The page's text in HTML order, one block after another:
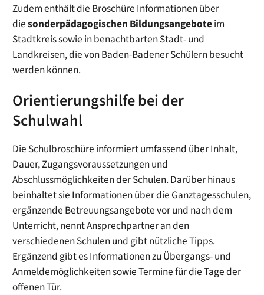
Zudem enthält die Broschüre Informationen über
diesonderpädagogischen Bildungsangeboteim
Stadtkreis sowie in benachtbarten Stadt- und
Landkreisen, die von Baden-Badener Schülern besucht
werden können.
Orientierungshilfe bei der
Schulwahl
Die Schulbroschüre informiert umfassend über Inhalt,
Dauer, Zugangsvoraussetzungen und
Abschlussmöglichkeiten der Schulen. Darüber hinaus
beinhaltet sie Informationen über die Ganztagesschulen,
ergänzende Betreuungsangebote vor und nach dem
Unterricht, nennt Ansprechpartner an den
verschiedenen Schulen und gibt nützliche Tipps.
Ergänzend gibt es Informationen zu Übergangs- und
Anmeldemöglichkeiten sowie Termine für die Tage der
offenen Tür.